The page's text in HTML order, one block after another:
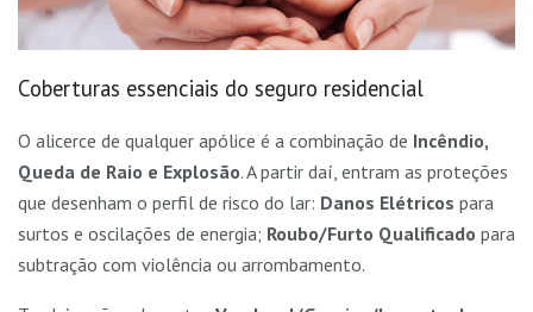
Coberturas essenciais do seguro residencial
O alicerce de qualquer apólice é a combinação de Incêndio,
Queda de Raio e Explosão. A partir daí, entram as proteções
que desenham o perfil de risco do lar: Danos Elétricos para
surtos e oscilações de energia; Roubo/Furto Qualificado para
subtração com violência ou arrombamento.